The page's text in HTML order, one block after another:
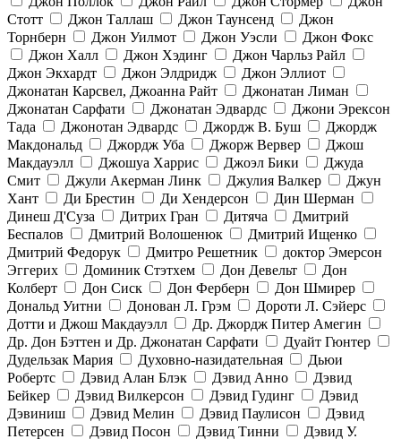
Стотт
Джон Таллаш Джон Таунсенд
Джон
Торнберн
Джон Уилмот Джон Уэсли
Джон Фокс
Джон Халл
Джон Хэдинг
Джон Чарльз Райл
Джон Экхардт
Джон Элдридж
Джон Эллиот
Джонатан Карсвел, Джоанна Райт
Джонатан Лиман
Джонатан Сарфати
Джонатан Эдвардс
Джони Эрексон
Тада
Джонотан Эдвардс Джордж В. Буш
Джордж
Макдональд
Джордж Уба Джорж Вервер
Джош
Макдауэлл
Джошуа Харрис Джоэл Бики
Джуда
Смит
Джули Акерман Линк Джулия Валкер
Джун
Хант
Ди Брестин Ди Хендерсон
Дин Шерман
Динеш Д'Суза
Дитрих Гран Дитяча
Дмитрий
Беспалов
Дмитрий Волошенюк
Дмитрий Ищенко
Дмитрий Федорук
Дмитро Решетник
доктор Эмерсон
Эггерих
Доминик Стэтхем Дон Девельт
Дон
Колберт
Дон Сиск Дон Ферберн
Дон Шмирер
Дональд Уитни
Донован Л. Грэм
Дороти Л. Сэйерс
Дотти и Джош Макдауэлл
Др. Джордж Питер Амегин
Др. Дон Бэттен и Др. Джонатан Сарфати
Дуайт Гюнтер
Дудельзак Мария
Духовно-назидательная
Дьюи
Робертс
Дэвид Алан Блэк Дэвид Анно
Дэвид
Бейкер
Дэвид Вилкерсон Дэвид Гудинг
Дэвид
Дэвиниш
Дэвид Мелин Дэвид Паулисон
Дэвид
Петерсен
Дэвид Посон Дэвид Тинни
Дэвид У.